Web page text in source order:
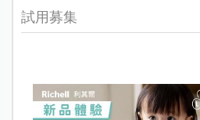
試用募集